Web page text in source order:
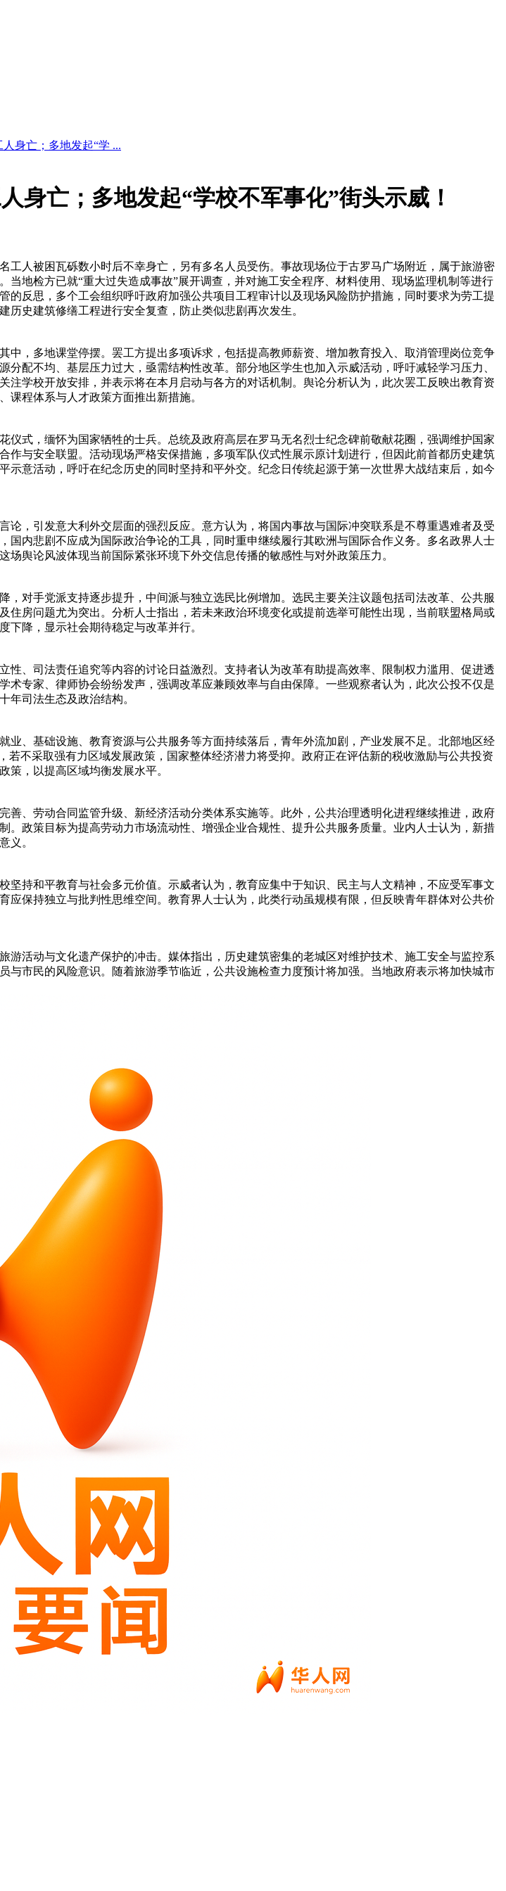
身亡；多地发起“学 ...
身亡；多地发起“学校不军事化”街头示威！
工人被困瓦砾数小时后不幸身亡，另有多名人员受伤。事故现场位于古罗马广场附近，属于旅游密
地检方已就“重大过失造成事故”展开调查，并对施工安全程序、材料使用、现场监理机制等进行
反思，多个工会组织呼吁政府加强公共项目工程审计以及现场风险防护措施，同时要求为劳工提
史建筑修缮工程进行安全复查，防止类似悲剧再次发生。
，多地课堂停摆。罢工方提出多项诉求，包括提高教师薪资、增加教育投入、取消管理岗位竞争
配不均、基层压力过大，亟需结构性改革。部分地区学生也加入示威活动，呼吁减轻学习压力、
学校开放安排，并表示将在本月启动与各方的对话机制。舆论分析认为，此次罢工反映出教育资
课程体系与人才政策方面推出新措施。
式，缅怀为国家牺牲的士兵。总统及政府高层在罗马无名烈士纪念碑前敬献花圈，强调维护国家
与安全联盟。活动现场严格安保措施，多项军队仪式性展示原计划进行，但因此前首都历史建筑
意活动，呼吁在纪念历史的同时坚持和平外交。纪念日传统起源于第一次世界大战结束后，如今
，引发意大利外交层面的强烈反应。意方认为，将国内事故与国际冲突联系是不尊重遇难者及受
国内悲剧不应成为国际政治争论的工具，同时重申继续履行其欧洲与国际合作义务。多名政界人士
舆论风波体现当前国际紧张环境下外交信息传播的敏感性与对外政策压力。
对手党派支持逐步提升，中间派与独立选民比例增加。选民主要关注议题包括司法改革、公共服
房问题尤为突出。分析人士指出，若未来政治环境变化或提前选举可能性出现，当前联盟格局或
下降，显示社会期待稳定与改革并行。
性、司法责任追究等内容的讨论日益激烈。支持者认为改革有助提高效率、限制权力滥用、促进透
专家、律师协会纷纷发声，强调改革应兼顾效率与自由保障。一些观察者认为，此次公投不仅是
年司法生态及政治结构。
、基础设施、教育资源与公共服务等方面持续落后，青年外流加剧，产业发展不足。北部地区经
不采取强有力区域发展政策，国家整体经济潜力将受抑。政府正在评估新的税收激励与公共投资
策，以提高区域均衡发展水平。
、劳动合同监管升级、新经济活动分类体系实施等。此外，公共治理透明化进程继续推进，政府
政策目标为提高劳动力市场流动性、增强企业合规性、提升公共服务质量。业内人士认为，新措
义。
持和平教育与社会多元价值。示威者认为，教育应集中于知识、民主与人文精神，不应受军事文
保持独立与批判性思维空间。教育界人士认为，此类行动虽规模有限，但反映青年群体对公共价
活动与文化遗产保护的冲击。媒体指出，历史建筑密集的老城区对维护技术、施工安全与监控系
市民的风险意识。随着旅游季节临近，公共设施检查力度预计将加强。当地政府表示将加快城市